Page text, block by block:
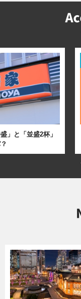
」と「並盛2杯」